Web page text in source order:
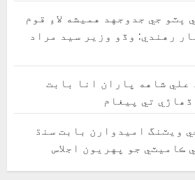
ڀٽو جي جدوجهد هميشه لاءِ قوم
رهندي: وڏو وزير سيد مراد
علي شاهه پاران انا بابت
تي پيغام
ويٽنگ اميدوارن بابت سنڌ
ڪاميٽي جو پهريون اجلاس